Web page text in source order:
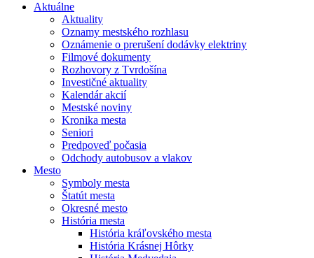
Aktuálne
Aktuality
Oznamy mestského rozhlasu
Oznámenie o prerušení dodávky elektriny
Filmové dokumenty
Rozhovory z Tvrdošína
Investičné aktuality
Kalendár akcií
Mestské noviny
Kronika mesta
Seniori
Predpoveď počasia
Odchody autobusov a vlakov
Mesto
Symboly mesta
Štatút mesta
Okresné mesto
História mesta
História kráľovského mesta
História Krásnej Hôrky